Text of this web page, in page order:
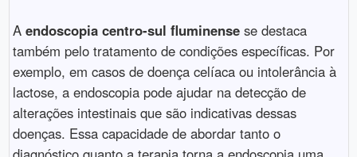
A endoscopia centro-sul fluminensese destaca
também pelo tratamento de condições específicas. Por
exemplo, em casos de doença celíaca ou intolerância à
lactose, a endoscopia pode ajudar na detecção de
alterações intestinais que são indicativas dessas
doenças. Essa capacidade de abordar tanto o